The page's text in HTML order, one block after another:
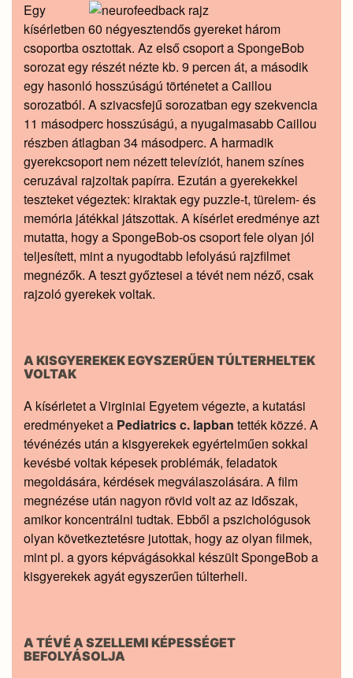
Egy
kísérletben 60 négyesztendős gyereket három
csoportba osztottak. Az első csoport a SpongeBob
sorozat egy részét nézte kb. 9 percen át, a második
egy hasonló hosszúságú történetet a Caillou
sorozatból. A szivacsfejű sorozatban egy szekvencia
11 másodperc hosszúságú, a nyugalmasabb Caillou
részben átlagban 34 másodperc. A harmadik
gyerekcsoport nem nézett televíziót, hanem színes
ceruzával rajzoltak papírra. Ezután a gyerekekkel
teszteket végeztek: kiraktak egy puzzle-t, türelem- és
memória játékkal játszottak. A kísérlet eredménye azt
mutatta, hogy a SpongeBob-os csoport fele olyan jól
teljesített, mint a nyugodtabb lefolyású rajzfilmet
megnézők. A teszt győztesei a tévét nem néző, csak
rajzoló gyerekek voltak.
A KISGYEREKEK EGYSZERŰEN TÚLTERHELTEK
VOLTAK
A kísérletet a Virginiai Egyetem végezte, a kutatási
eredményeket a Pediatrics c. lapban tették közzé. A
tévénézés után a kisgyerekek egyértelműen sokkal
kevésbé voltak képesek problémák, feladatok
megoldására, kérdések megválaszolására. A film
megnézése után nagyon rövid volt az az időszak,
amikor koncentrálni tudtak. Ebből a pszichológusok
olyan következtetésre jutottak, hogy az olyan filmek,
mint pl. a gyors képvágásokkal készült SpongeBob a
kisgyerekek agyát egyszerűen túlterheli.
A TÉVÉ A SZELLEMI KÉPESSÉGET
BEFOLYÁSOLJA